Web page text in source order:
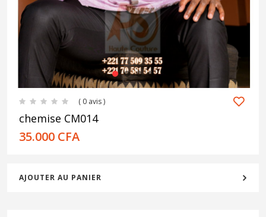
1 2 3 4
( 0 avis )
chemise CM014
35.000 CFA
AJOUTER AU PANIER